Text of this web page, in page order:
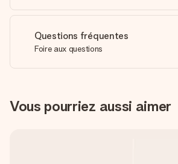
Questions fréquentes
Foire aux questions
Vous pourriez aussi aimer